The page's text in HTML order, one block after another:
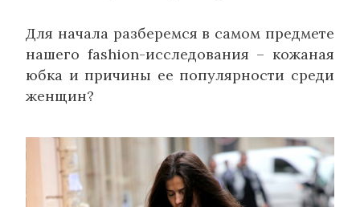
Для начала разберемся в самом предмете
нашего fashion-исследования – кожаная
юбка и причины ее популярности среди
женщин?